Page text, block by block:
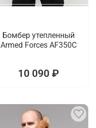
Бомбер утепленный
Armed Forces AF350C
10 090 ₽